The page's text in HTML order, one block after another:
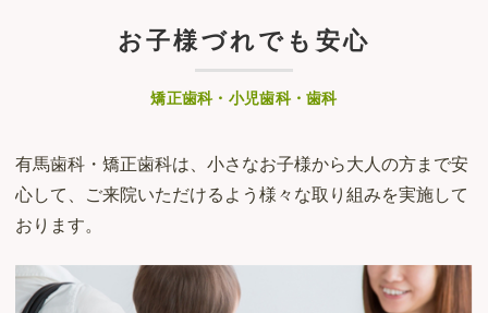
お子様づれでも安心
矯正歯科・小児歯科・歯科
有馬歯科・矯正歯科は、小さなお子様から大人の方まで安
心して、ご来院いただけるよう様々な取り組みを実施して
おります。